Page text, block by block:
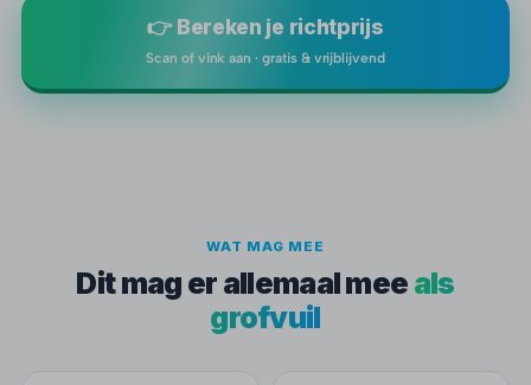
👉 Bereken je richtprijs
Scan of vink aan · gratis & vrijblijvend
WAT MAG MEE
Dit mag er allemaal mee als
grofvuil